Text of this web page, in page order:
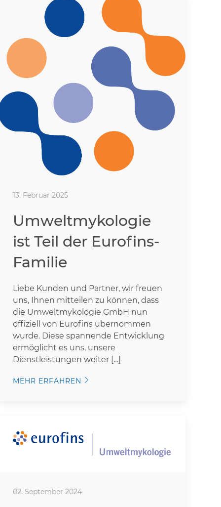
13. Februar 2025
Umweltmykologie
ist Teil der Eurofins-
Familie
Liebe Kunden und Partner, wir freuen
uns, Ihnen mitteilen zu können, dass
die Umweltmykologie GmbH nun
offiziell von Eurofins übernommen
wurde. Diese spannende Entwicklung
ermöglicht es uns, unsere
Dienstleistungen weiter […]
MEHR ERFAHREN
02. September 2024